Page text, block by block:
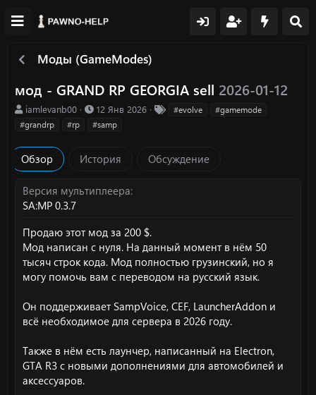
Моды (GameModes)
мод - GRAND RP GEORGIA sell 2026-01-12
А
в
т
о
р
iamlevanb00
Д
а
с
д
и
я
12 Янв 2026 #evolve
#gamemode
#grandrp
#rp #samp
Обзор История Обсуждение
Версия мультиплеера
SA:MP 0.3.7
Продаю этот мод за 200 $.
Мод написан с нуля. На данный момент в нём 50
тысяч строк кода. Мод полностью грузинский, но я
могу помочь вам с переводом на русский язык.
Он поддерживает SampVoice, CEF, LauncherAddon и
всё необходимое для сервера в 2026 году.
Также в нём есть лаунчер, написанный на Electron,
GTA R3 с новыми дополнениями для автомобилей и
аксессуаров.